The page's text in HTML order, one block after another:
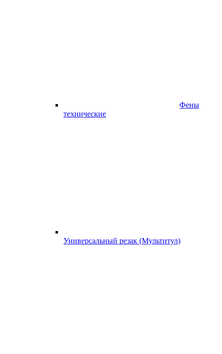
Фены
технические
Универсальный резак (Мультитул)